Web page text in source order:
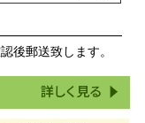
後郵送致します。